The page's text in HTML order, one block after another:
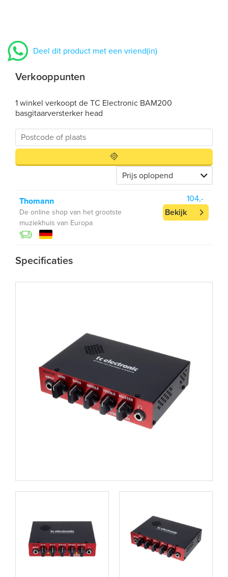
Deel dit product met een vriend(in)
Verkooppunten
1 winkel verkoopt de TC Electronic BAM200
basgitaarversterker head
Thomann
De online shop van het grootste
muziekhuis van Europa
104,-
Bekijk
Specificaties